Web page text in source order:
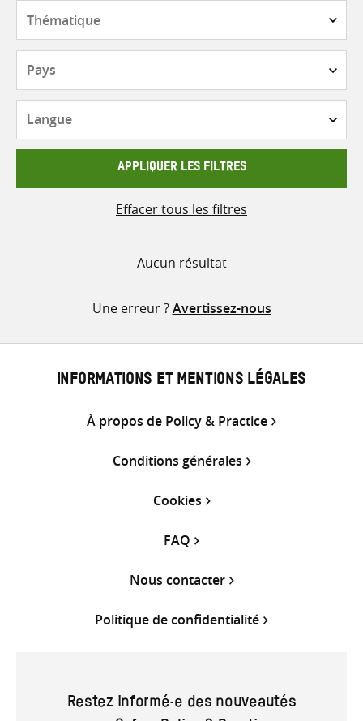
APPLIQUER LES FILTRES
Effacer tous les filtres
Aucun résultat
Une erreur ?Avertissez-nous
INFORMATIONS ET MENTIONS LÉGALES
À propos de Policy & Practice
Conditions générales
Cookies
FAQ
Nous contacter
Politique de confidentialité
Restez informé·e des nouveautés